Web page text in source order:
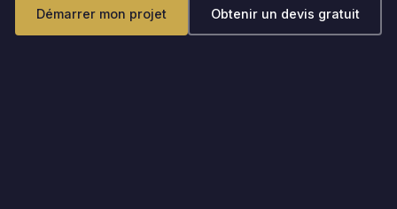
Démarrer mon projet Obtenir un devis gratuit